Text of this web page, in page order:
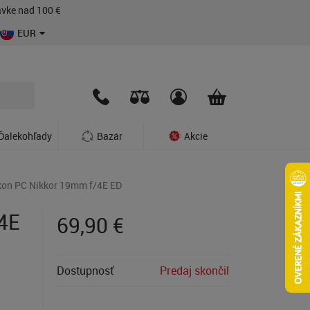
nad 100 €
EUR
Bazár Akcie
PC Nikkor 19mm f/4E ED
69,90 €
Dostupnosť Predaj skončil